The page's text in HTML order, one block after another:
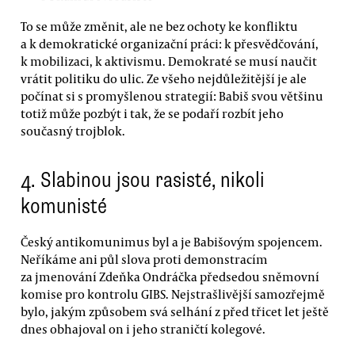
To se může změnit, ale ne bez ochoty ke konfliktu
a k demokratické organizační práci: k přesvědčování,
k mobilizaci, k aktivismu. Demokraté se musí naučit
vrátit politiku do ulic. Ze všeho nejdůležitější je ale
počínat si s promyšlenou strategií: Babiš svou většinu
totiž může pozbýt i tak, že se podaří rozbít jeho
současný trojblok.
4. Slabinou jsou rasisté, nikoli
komunisté
Český antikomunimus byl a je Babišovým spojencem.
Neříkáme ani půl slova proti demonstracím
za jmenování Zdeňka Ondráčka předsedou sněmovní
komise pro kontrolu GIBS. Nejstrašlivější samozřejmě
bylo, jakým způsobem svá selhání z před třicet let ještě
dnes obhajoval on i jeho straničtí kolegové.